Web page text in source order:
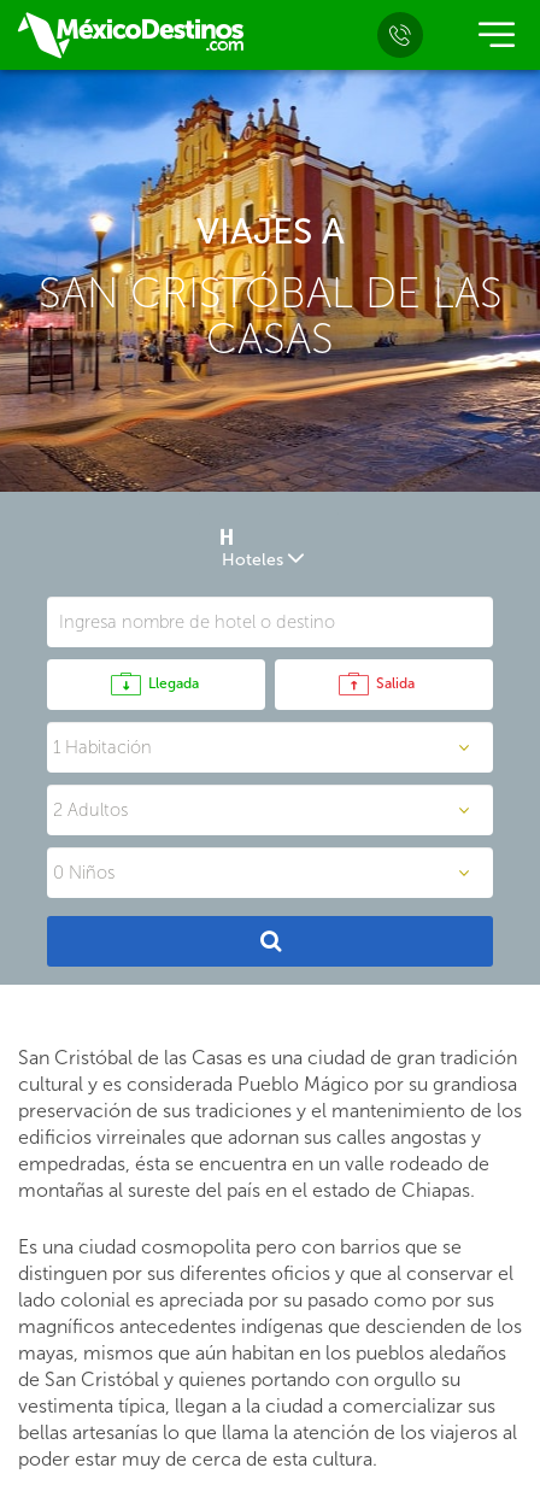
VIAJES A
SAN CRISTÓBAL DE LAS
CASAS
Hoteles
Llegada Salida
San Cristóbal de las Casas es una ciudad de gran tradición
cultural y es considerada Pueblo Mágico por su grandiosa
preservación de sus tradiciones y el mantenimiento de los
edificios virreinales que adornan sus calles angostas y
empedradas, ésta se encuentra en un valle rodeado de
montañas al sureste del país en el estado de Chiapas.
Es una ciudad cosmopolita pero con barrios que se
distinguen por sus diferentes oficios y que al conservar el
lado colonial es apreciada por su pasado como por sus
magníficos antecedentes indígenas que descienden de los
mayas, mismos que aún habitan en los pueblos aledaños
de San Cristóbal y quienes portando con orgullo su
vestimenta típica, llegan a la ciudad a comercializar sus
bellas artesanías lo que llama la atención de los viajeros al
poder estar muy de cerca de esta cultura.